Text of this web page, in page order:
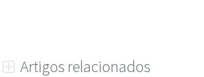
Artigos relacionados